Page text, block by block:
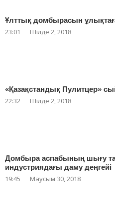
Ұлттық домбырасын
23:01 Шілде 2, 2018
«Қазақстандық Пулитцер»
22:32 Шілде 2, 2018
Домбыра аспабының шығу
индустриядағы даму деңгейі
19:45 Маусым 30, 2018